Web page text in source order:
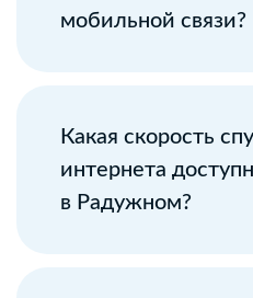
мобильной связи?
Какая скорость
интернета
в Радужном?